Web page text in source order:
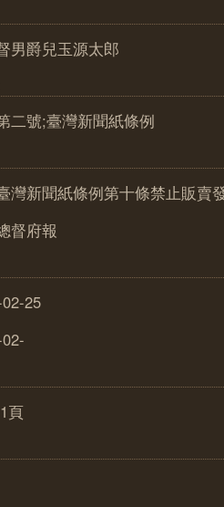
男爵兒玉源太郎
二號;臺灣新聞紙條例
灣新聞紙條例第十條禁止販賣
督府報
25
頁